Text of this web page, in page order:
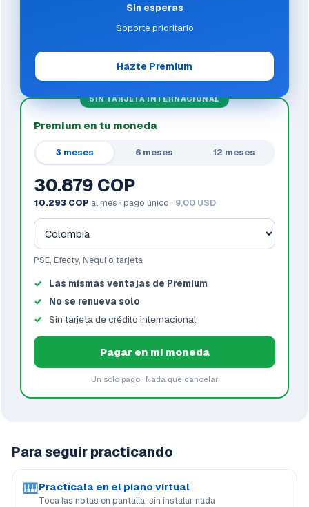
Sin esperas
Soporte prioritario
Hazte Premium
SIN TARJETA INTERNACIONAL
Premium en tu moneda
3 meses 6 meses 12 meses
30.879 COP
10.293 COP al mes · pago único · 9,00 USD
PSE, Efecty, Nequi o tarjeta
Las mismas ventajas de Premium
No se renueva solo
Sin tarjeta de crédito internacional
Pagar en mi moneda
Un solo pago · Nada que cancelar
Para seguir practicando
🎹Practícala en el piano virtual
Toca las notas en pantalla, sin instalar nada